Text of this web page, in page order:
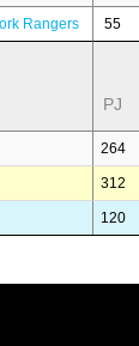
Rangers 55
PJ
264
312
120